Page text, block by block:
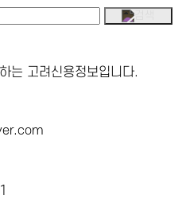
는 고려신용정보입니다.